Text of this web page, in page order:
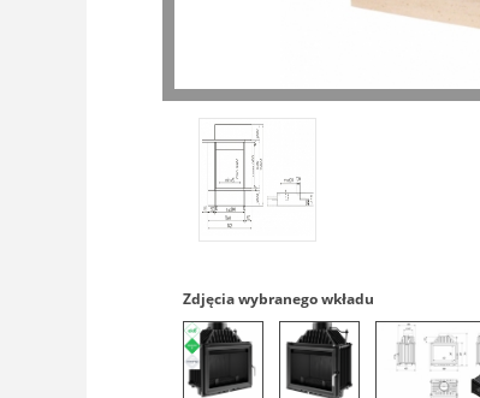
Zdjęcia wybranego wkładu